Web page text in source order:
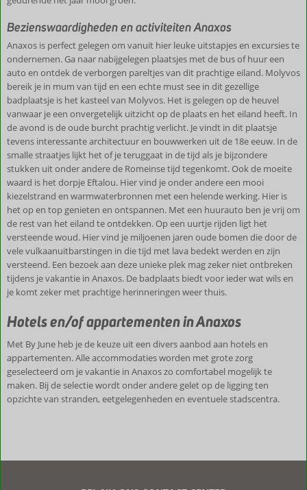
Bezienswaardigheden en activiteiten Anaxos
Anaxos is perfect gelegen om vanuit hier leuke uitstapjes en excursies te
ondernemen. Ga naar nabijgelegen plaatsjes met de bus of huur een
auto en ontdek de verborgen pareltjes van dit prachtige eiland. Molyvos
bereik je in mum van tijd en een echte must see in dit gezellige
badplaatsje is het kasteel van Molyvos. Het is gelegen op de heuvel
vanwaar je een onvergetelijk uitzicht op de plaats en het eiland heeft. In
de avond is de oude burcht prachtig verlicht. Je vindt in dit plaatsje
tevens interessante architectuur en bouwwerken uit de 18e eeuw. In de
smalle straatjes lijkt het of je teruggaat in de tijd als je bijzondere
stukken uit onder andere de Romeinse tijd tegenkomt. Ook de moeite
waard is het dorpje Eftalou. Hier vind je onder andere een mooi
kiezelstrand en warmwaterbronnen met een helende werking. Hier is
het op en top genieten en ontspannen. Met een huurauto ben je vrij om
de rest van het eiland te ontdekken. Op een uurtje rijden ligt het
versteende woud. Hier vind je miljoenen jaren oude bomen die door de
vele vulkaanuitbarstingen in die tijd met lava bedekt werden en zijn
versteend. Een bezoek aan deze unieke plek mag zeker niet ontbreken
tijdens je vakantie in Anaxos. De badplaats biedt voor ieder wat wils en
je komt zeker met prachtige herinneringen weer thuis.
Hotels en/of appartementen in Anaxos
Met By June heb je de keuze uit een divers aanbod aan hotels en
appartementen. Alle accommodaties worden met grote zorg
geselecteerd om je vakantie in Anaxos zo comfortabel mogelijk te
maken. Bij de selectie wordt onder andere gelet op de ligging ten
opzichte van stranden, eetgelegenheden en eventuele stadscentra.